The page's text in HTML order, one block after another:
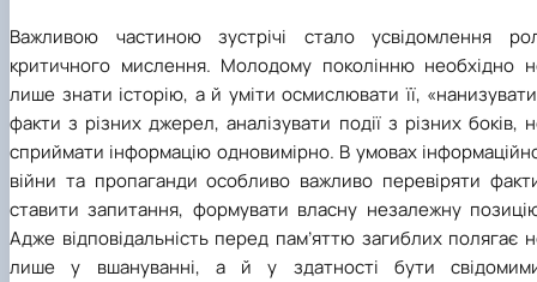
Важливою частиною зустрічі стало усвідомлення
критичного мислення. Молодому поколінню необхідно
лише знати історію, а й уміти осмислювати її,
факти з різних джерел, аналізувати події з різних боків,
сприймати інформацію одновимірно. В умовах
війни та пропаганди особливо важливо перевіряти
ставити запитання, формувати власну незалежну
Адже відповідальність перед пам’яттю загиблих полягає
лише у вшануванні, а й у здатності бути